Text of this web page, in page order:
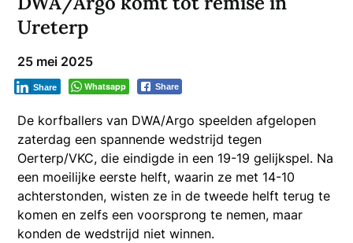
Ureterp
25 mei 2025
Whatsapp Share
Share
De korfballers van DWA/Argo speelden afgelopen
zaterdag een spannende wedstrijd tegen
Oerterp/VKC, die eindigde in een 19-19 gelijkspel. Na
een moeilijke eerste helft, waarin ze met 14-10
achterstonden, wisten ze in de tweede helft terug te
komen en zelfs een voorsprong te nemen, maar
konden de wedstrijd niet winnen.